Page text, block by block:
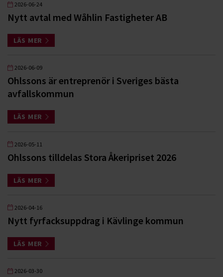
2026-06-24
Nytt avtal med Wåhlin Fastigheter AB
LÄS MER
2026-06-09
Ohlssons är entreprenör i Sveriges bästa
avfallskommun
LÄS MER
2026-05-11
Ohlssons tilldelas Stora Åkeripriset 2026
LÄS MER
2026-04-16
Nytt fyrfacksuppdrag i Kävlinge kommun
LÄS MER
2026-03-30